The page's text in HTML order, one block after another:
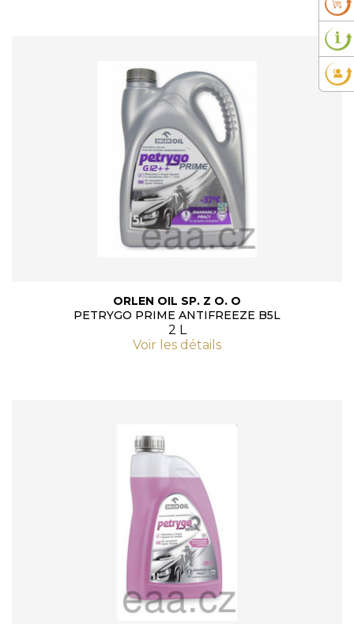
ORLEN OIL SP. Z O. O
PETRYGO PRIME ANTIFREEZE B5L
2 L
Voir les détails